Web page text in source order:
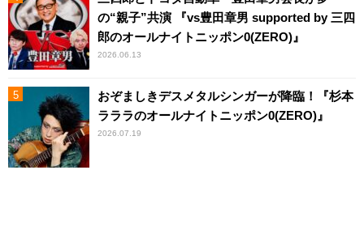
の“親子”共演 『vs豊田章男 supported by 三四
郎のオールナイトニッポン0(ZERO)』
2026.06.13
おぞましきデスメタルシンガーが降臨！『杉本
ラララのオールナイトニッポン0(ZERO)』
2026.07.19